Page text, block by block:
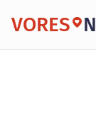
VORES